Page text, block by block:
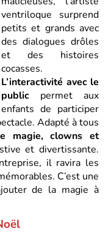
ventriloque surprend
petits et grands avec
des dialogues drôles
et des histoires
cocasses.
L’interactivité avec le
public permet aux
enfants de participer
Adapté à tous
magie, clowns et
et divertissante.
il ravira les
C’est une
de la magie à
ël